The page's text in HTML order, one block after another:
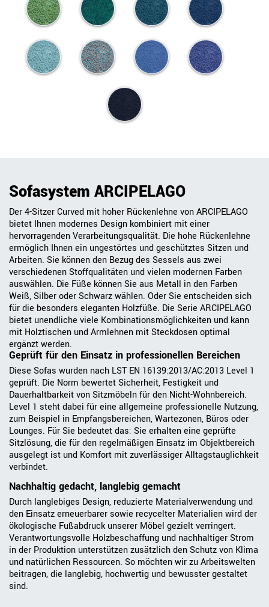
Sofasystem ARCIPELAGO
Der 4-Sitzer Curved mit hoher Rückenlehne von ARCIPELAGO
bietet Ihnen modernes Design kombiniert mit einer
hervorragenden Verarbeitungsqualität. Die hohe Rückenlehne
ermöglich Ihnen ein ungestörtes und geschütztes Sitzen und
Arbeiten. Sie können den Bezug des Sessels aus zwei
verschiedenen Stoffqualitäten und vielen modernen Farben
auswählen. Die Füße können Sie aus Metall in den Farben
Weiß, Silber oder Schwarz wählen. Oder Sie entscheiden sich
für die besonders eleganten Holzfüße. Die Serie ARCIPELAGO
bietet unendliche viele Kombinationsmöglichkeiten und kann
mit Holztischen und Armlehnen mit Steckdosen optimal
ergänzt werden.
Geprüft für den Einsatz in professionellen Bereichen
Diese Sofas wurden nach LST EN 16139:2013/AC:2013 Level 1
geprüft. Die Norm bewertet Sicherheit, Festigkeit und
Dauerhaltbarkeit von Sitzmöbeln für den Nicht-Wohnbereich.
Level 1 steht dabei für eine allgemeine professionelle Nutzung,
zum Beispiel in Empfangsbereichen, Wartezonen, Büros oder
Lounges. Für Sie bedeutet das: Sie erhalten eine geprüfte
Sitzlösung, die für den regelmäßigen Einsatz im Objektbereich
ausgelegt ist und Komfort mit zuverlässiger Alltagstauglichkeit
verbindet.
Nachhaltig gedacht, langlebig gemacht
Durch langlebiges Design, reduzierte Materialverwendung und
den Einsatz erneuerbarer sowie recycelter Materialien wird der
ökologische Fußabdruck unserer Möbel gezielt verringert.
Verantwortungsvolle Holzbeschaffung und nachhaltiger Strom
in der Produktion unterstützen zusätzlich den Schutz von Klima
und natürlichen Ressourcen. So möchten wir zu Arbeitswelten
beitragen, die langlebig, hochwertig und bewusster gestaltet
sind.